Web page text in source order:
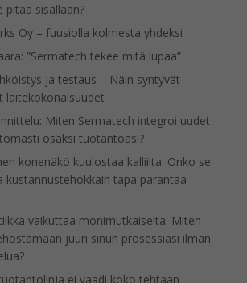
pitää sisällään?
Oy – fuusiolla kolmesta yhdeksi
”Sermatech tekee mitä lupaa”
ja testaus – Näin syntyvät
laitekokonaisuudet
Miten Sermatech integroi uudet
osaksi tuotantoasi?
konenäkö kuulostaa kalliilta: Onko se
kustannustehokkain tapa parantaa
vaikuttaa monimutkaiselta: Miten
juuri sinun prosessiasi ilman
ei vaadi koko tehtaan